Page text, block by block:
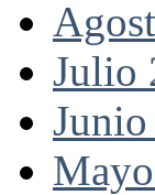
Julio